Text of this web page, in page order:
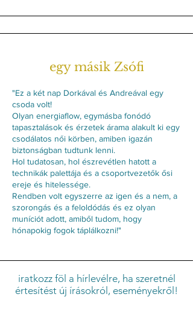
egy másik Zsófi
"Ez a két nap Dorkával és Andreával egy
csoda volt!
Olyan energiaflow, egymásba fonódó
tapasztalások és érzetek árama alakult ki egy
csodálatos női körben, amiben igazán
biztonságban tudtunk lenni.
Hol tudatosan, hol észrevétlen hatott a
technikák palettája és a csoportvezetők ősi
ereje és hitelessége.
Rendben volt egyszerre az igen és a nem, a
szorongás és a feloldódás és ez olyan
muníciót adott, amiből tudom, hogy
hónapokig fogok táplálkozni!"
iratkozz föl a hírlevélre, ha szeretnél
értesítést új írásokról, eseményekről!